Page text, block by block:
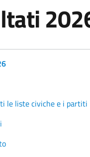
le liste civiche e i partiti